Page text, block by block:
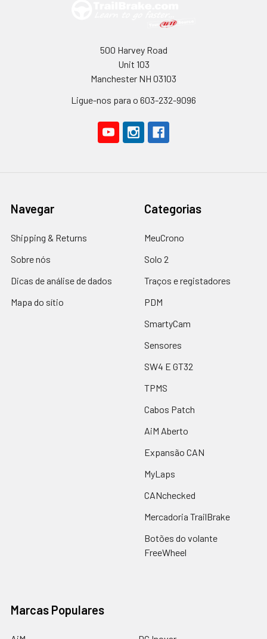
500 Harvey Road
Unit 103
Manchester NH 03103
Ligue-nos para o 603-232-9096
Navegar
Shipping & Returns
Sobre nós
Dicas de análise de dados
Mapa do sítio
Categorias
MeuCrono
Solo 2
Traços e registadores
PDM
SmartyCam
Sensores
SW4 E GT32
TPMS
Cabos Patch
AiM Aberto
Expansão CAN
MyLaps
CANchecked
Mercadoria TrailBrake
Botões do volante
FreeWheel
Marcas Populares